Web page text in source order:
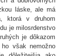
láske, ale má
ktorá v druhom
je milosrdenstvo
je dôkazom
však nemožno